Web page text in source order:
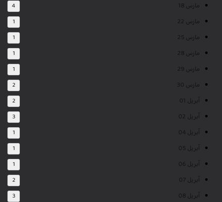
مارس 18 4
مارس 22 1
مارس 25 1
مارس 28 1
مارس 29 1
مارس 30 2
أبريل 01 2
أبريل 02 3
أبريل 04 1
أبريل 05 1
أبريل 06 1
أبريل 07 2
أبريل 08 3